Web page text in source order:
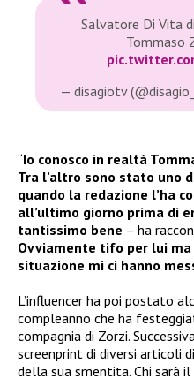
Salvatore Di Vita
Tommaso
— disagiotv
“Io conosco in realtà
Tra l’altro sono stato uno
quando la redazione l’ha
all’ultimo giorno prima di
tantissimo bene – ha
Ovviamente tifo per lui
situazione mi ci hanno
L’influencer ha poi postato
compleanno che ha
compagnia di Zorzi.
screenprint di diversi articoli
della sua smentita. Chi sarà